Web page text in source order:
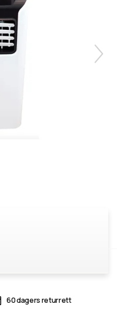
60 dagers returrett